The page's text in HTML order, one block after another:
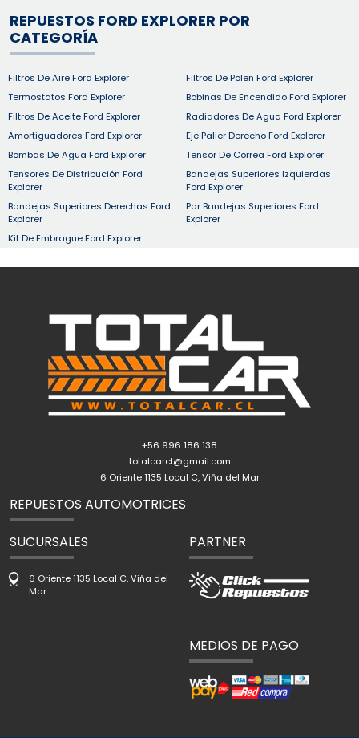
REPUESTOS FORD EXPLORER POR
CATEGORÍA
Filtros De Aire Ford Explorer
Filtros De Polen Ford Explorer
Termostatos Ford Explorer
Bobinas De Encendido Ford Explorer
Filtros De Aceite Ford Explorer
Radiadores De Agua Ford Explorer
Amortiguadores Ford Explorer
Eje Palier Derecho Ford Explorer
Bombas De Agua Ford Explorer
Tensor De Correa Ford Explorer
Tensores De Distribución Ford
Explorer
Bandejas Superiores Izquierdas
Ford Explorer
Bandejas Superiores Derechas Ford
Explorer
Par Bandejas Superiores Ford
Explorer
Kit De Embrague Ford Explorer
+56 996 186 138
totalcarcl@gmail.com
6 Oriente 1135 Local C, Viña del Mar
REPUESTOS AUTOMOTRICES
SUCURSALES
6 Oriente 1135 Local C, Viña del
Mar
PARTNER
MEDIOS DE PAGO